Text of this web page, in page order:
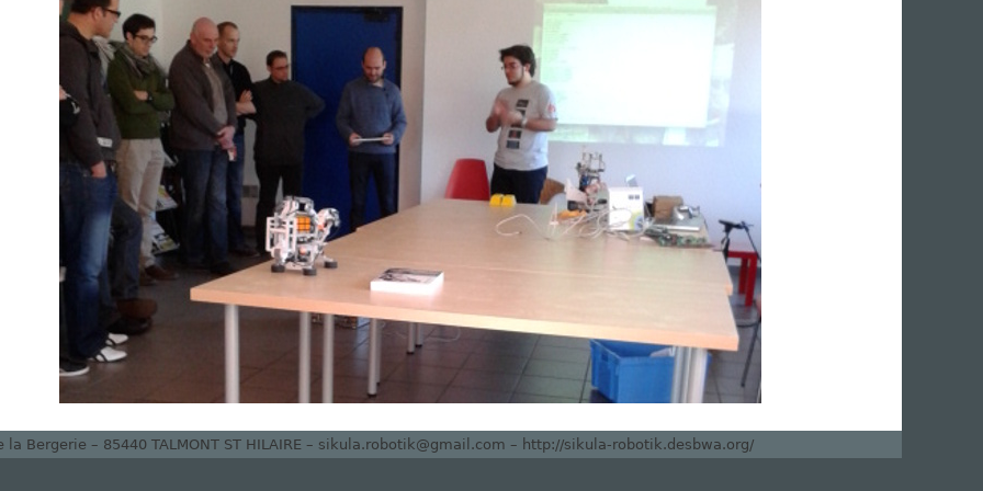
la Bergerie – 85440 TALMONT ST HILAIRE – sikula.robotik@gmail.com – http://sikula-robotik.desbwa.org/